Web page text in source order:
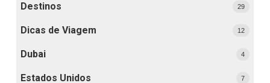
Destinos 29
Dicas de Viagem 12
Dubai 4
Estados Unidos 7